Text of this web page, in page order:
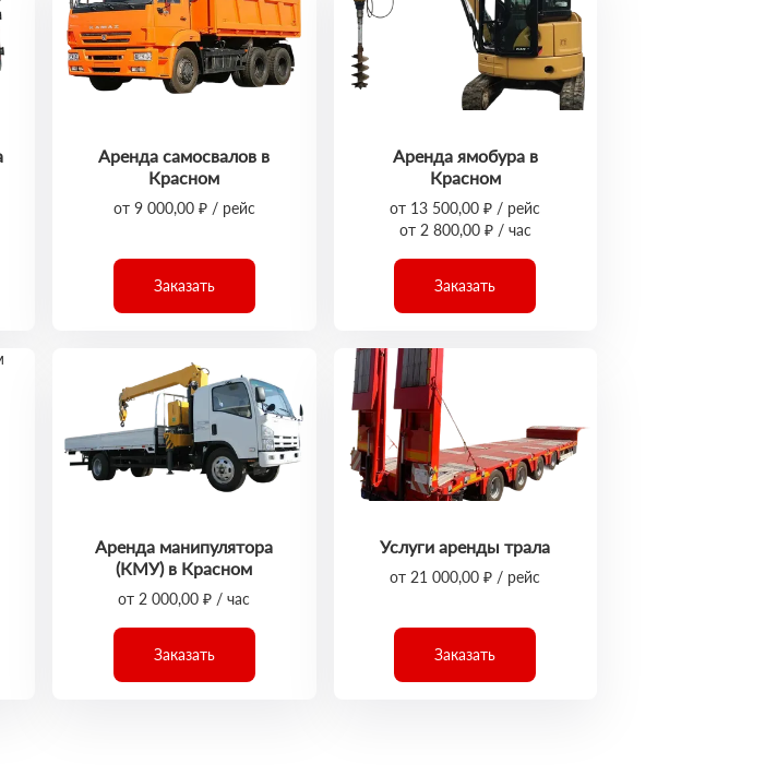
Аренда самосвалов в
Красном
от 9 000,00 ₽ / рейс
Заказать
Аренда ямобура в
Красном
от 13 500,00 ₽ / рейс
от 2 800,00 ₽ / час
Заказать
Аренда манипулятора
(КМУ) в Красном
от 2 000,00 ₽ / час
Заказать
Услуги аренды трала
от 21 000,00 ₽ / рейс
Заказать